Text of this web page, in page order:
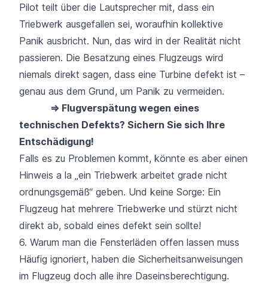
Pilot teilt über die Lautsprecher mit, dass ein
Triebwerk ausgefallen sei, woraufhin kollektive
Panik ausbricht. Nun, das wird in der Realität nicht
passieren. Die Besatzung eines Flugzeugs wird
niemals direkt sagen, dass eine Turbine defekt ist –
genau aus dem Grund, um Panik zu vermeiden.
⇒ Flugverspätung wegen eines
technischen Defekts? Sichern Sie sich Ihre
Entschädigung!
Falls es zu Problemen kommt, könnte es aber einen
Hinweis a la „ein Triebwerk arbeitet grade nicht
ordnungsgemäß“ geben. Und keine Sorge: Ein
Flugzeug hat mehrere Triebwerke und stürzt nicht
direkt ab, sobald eines defekt sein sollte!
6. Warum man die Fensterläden offen lassen muss
Häufig ignoriert, haben die Sicherheitsanweisungen
im Flugzeug doch alle ihre Daseinsberechtigung.